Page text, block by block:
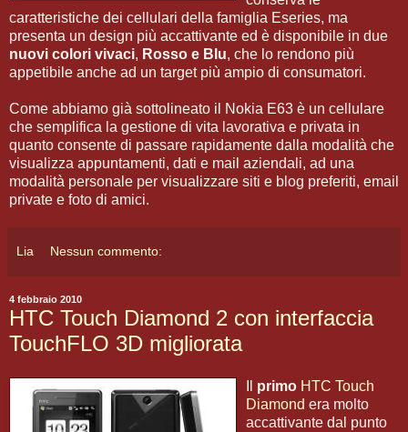
caratteristiche dei cellulari della famiglia Eseries, ma
presenta un design più accattivante ed è disponibile in due
nuovi colori vivaci, Rosso e Blu, che lo rendono più
appetibile anche ad un target più ampio di consumatori.
Come abbiamo già sottolineato il Nokia E63 è un cellulare
che semplifica la gestione di vita lavorativa e privata in
quanto consente di passare rapidamente dalla modalità che
visualizza appuntamenti, dati e mail aziendali, ad una
modalità personale per visualizzare siti e blog preferiti, email
private e foto di amici.
Lia Nessun commento:
4 febbraio 2010
HTC Touch Diamond 2 con interfaccia
TouchFLO 3D migliorata
primo HTC Touch
Diamond era molto
accattivante dal punto